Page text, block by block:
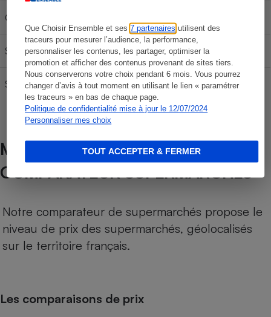
Que Choisir Ensemble et ses7 partenaires utilisent des
traceurs pour mesurer l’audience, la performance,
personnaliser les contenus, les partager, optimiser la
promotion et afficher des contenus provenant de sites tiers.
Nous conserverons votre choix pendant 6 mois. Vous pourrez
changer d’avis à tout moment en utilisant le lien « paramétrer
les traceurs » en bas de chaque page.
Politique de confidentialité mise à jour le 12/07/2024
Personnaliser mes choix
TOUT ACCEPTER & FERMER
Gazole
SP95 60,84 € 101,40 € 141,96 €
SP 98 62,97 € 104,95 € 146,93 €
MÉTHODOLOGIE DE NOTRE
COMPARATEUR SUPERMARCHÉS
Notre comparateur de supermarchés propose le
niveau de prix des supermarchés, géolocalisés
sur le territoire français.
Les comparaisons de prix